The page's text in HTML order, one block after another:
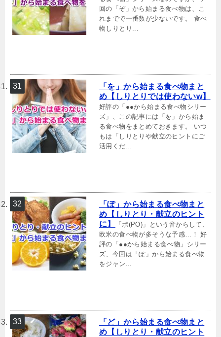
回の「ぞ」から始まる食べ物は、こ
れまでで一番数が少ないです。 食べ
物しりとり...
「を」から始まる食べ物まと
め【しりとりでは使わないw】
好評の「●●から始まる食べ物シリー
ズ」、この記事には「を」から始ま
る食べ物をまとめておきます。 いつ
もは「しりとりや献立のヒントにご
活用くだ...
「ぽ」から始まる食べ物まと
め【しりとり・献立のヒント
に】
「ポ(PO)」という音からして、
欧米の食べ物が多そうな予感…！ 好
評の「●●から始まる食べ物」シリー
ズ、今回は「ぽ」から始まる食べ物
をジャン...
「ど」から始まる食べ物まと
め【しりとり・献立のヒント